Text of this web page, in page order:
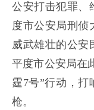
公安打击犯罪、
度市公安局刑侦
威武雄壮的公安
平度市公安局在
霆7号”行动，打
枪。